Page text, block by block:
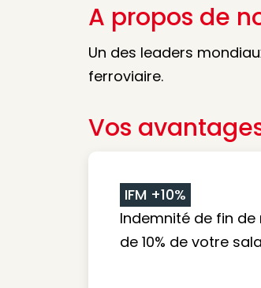
A propos de
Un des leaders
ferroviaire.
Vos
IFM +10%
Indemnité de fin de
de 10% de votre